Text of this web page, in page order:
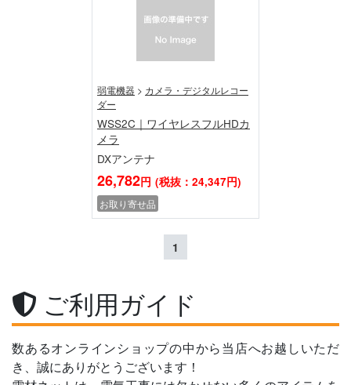
弱電機器 > カメラ・デジタルレコー
ダー
WSS2C｜ワイヤレスフルHDカ
メラ
DXアンテナ
26,782円 (税抜：24,347円)
お取り寄せ品
1
ご利用ガイド
数あるオンラインショップの中から当店へお越しいただ
き、誠にありがとうございます！